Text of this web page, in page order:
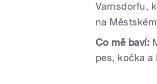
Varnsdorfu,
na
Co mě baví:
pes, kočka